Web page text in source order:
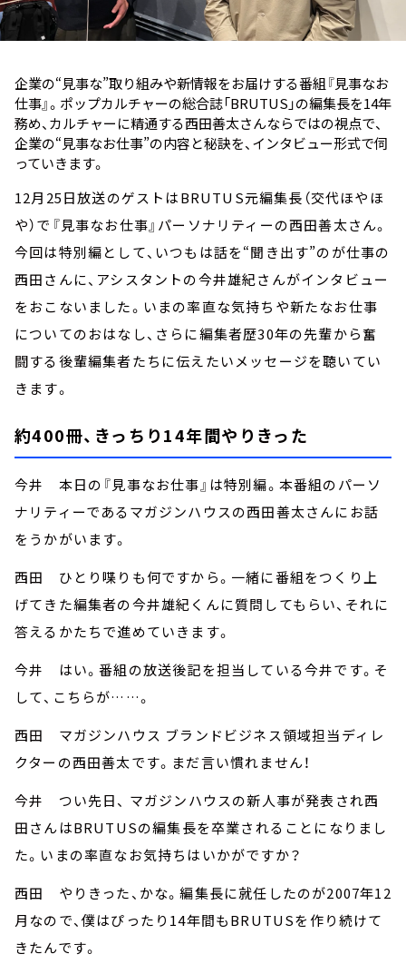
企業の“見事な”取り組みや新情報をお届けする番組『見事なお
仕事』。ポップカルチャーの総合誌「BRUTUS」の編集長を14年
務め、カルチャーに精通する西田善太さんならではの視点で、
企業の“見事なお仕事”の内容と秘訣を、インタビュー形式で伺
っていきます。
12月25日放送のゲストはBRUTUS元編集長（交代ほやほ
や）で『見事なお仕事』パーソナリティーの西田善太さん。
今回は特別編として、いつもは話を“聞き出す”のが仕事の
西田さんに、アシスタントの今井雄紀さんがインタビュー
をおこないました。いまの率直な気持ちや新たなお仕事
についてのおはなし、さらに編集者歴30年の先輩から奮
闘する後輩編集者たちに伝えたいメッセージを聴いてい
きます。
約400冊、きっちり14年間やりきった
今井 本日の『見事なお仕事』は特別編。本番組のパーソ
ナリティーであるマガジンハウスの西田善太さんにお話
をうかがいます。
西田 ひとり喋りも何ですから。一緒に番組をつくり上
げてきた編集者の今井雄紀くんに質問してもらい、それに
答えるかたちで進めていきます。
今井 はい。番組の放送後記を担当している今井です。そ
して、こちらが……。
西田 マガジンハウス ブランドビジネス領域担当ディレ
クターの西田善太です。まだ言い慣れません！
今井 つい先日、 マガジンハウスの新人事が発表され西
田さんはBRUTUSの編集長を卒業されることになりまし
た。いまの率直なお気持ちはいかがですか？
西田 やりきった、かな。編集長に就任したのが2007年12
月なので、僕はぴったり14年間もBRUTUSを作り続けて
きたんです。